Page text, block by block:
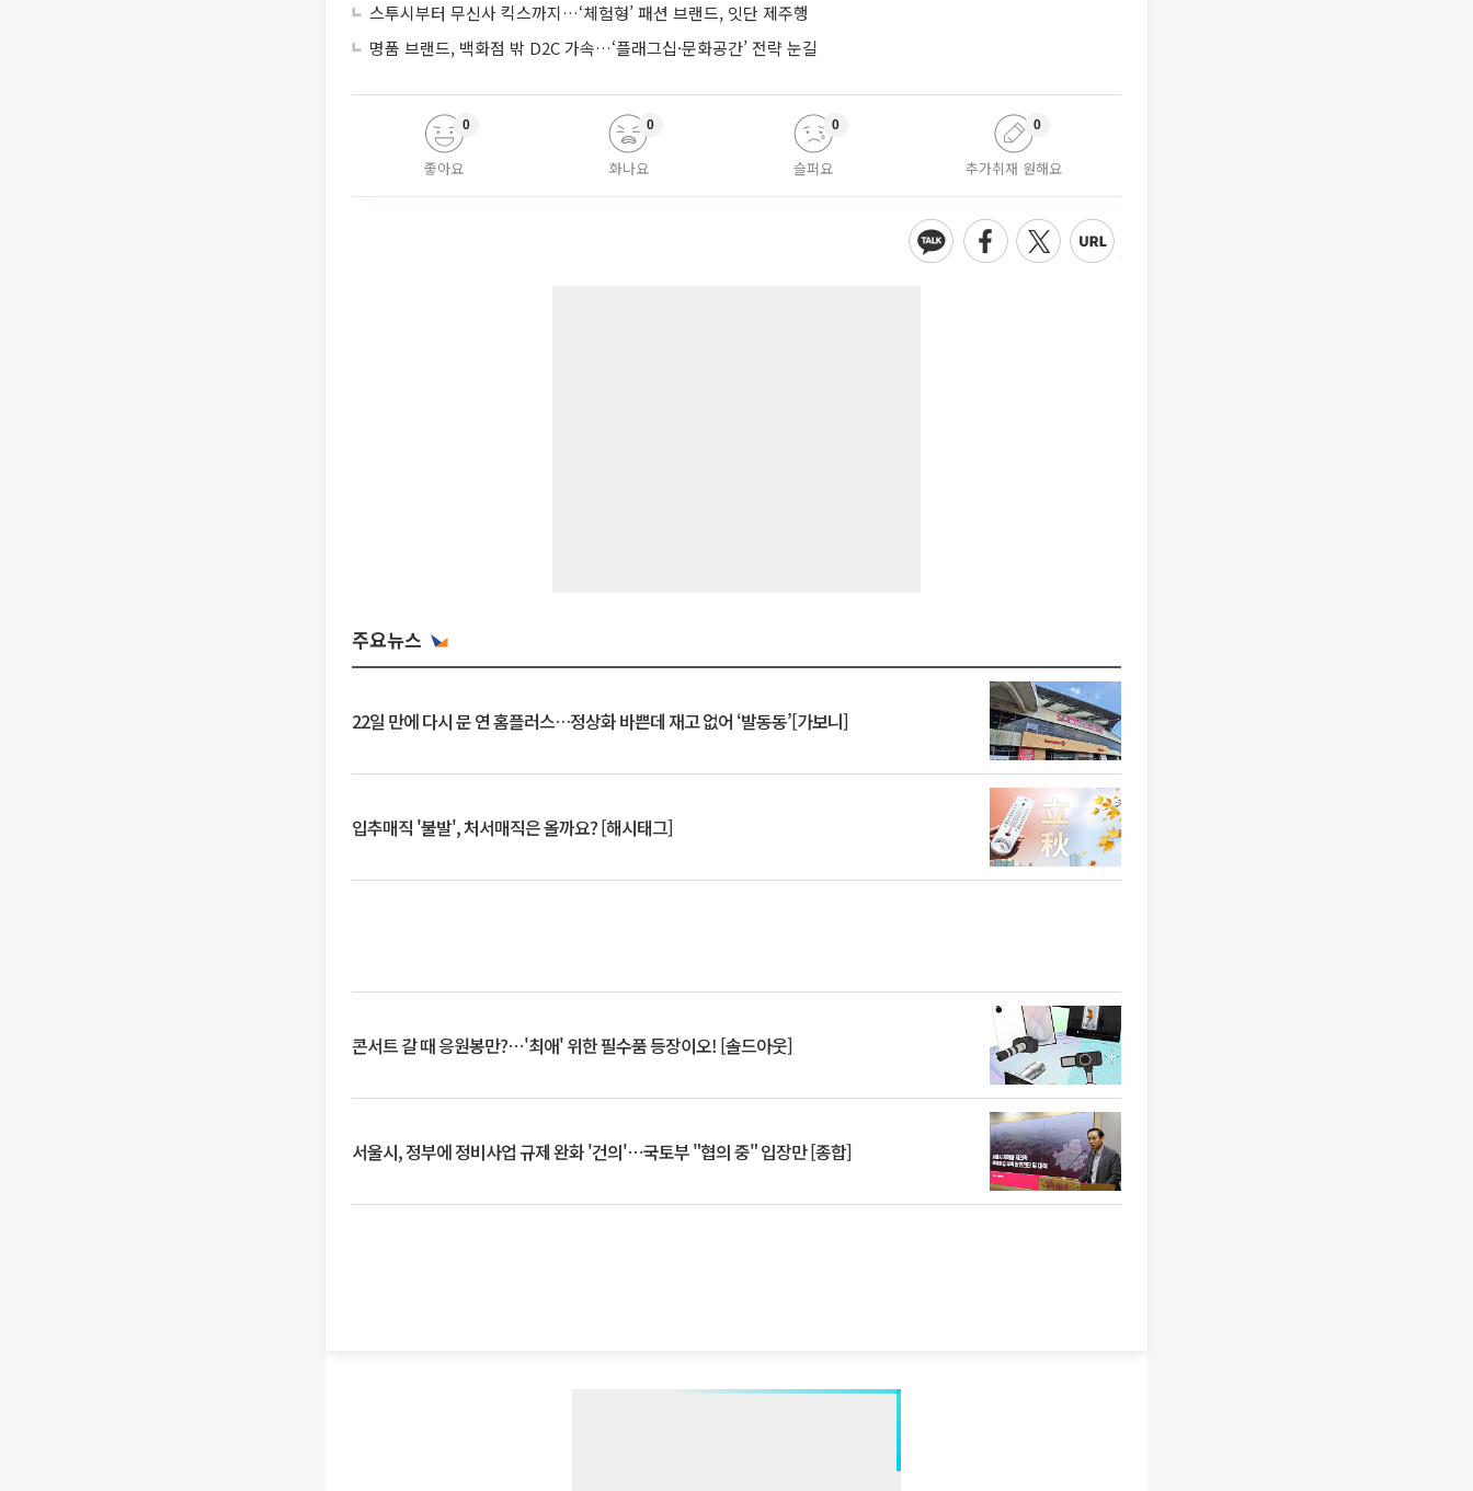
스투시부터 무신사 킥스까지…‘체험형’ 패션 브랜드, 잇단 제주행
명품 브랜드, 백화점 밖 D2C 가속…‘플래그십·문화공간’ 전략 눈길
좋아요
0
화나요
0
슬퍼요
0
추가취재 원해요
0
주요뉴스
22일 만에 다시 문 연 홈플러스…정상화 바쁜데 재고 없어 ‘발동동’[가보니]
입추매직 '불발', 처서매직은 올까요? [해시태그]
콘서트 갈 때 응원봉만?⋯'최애' 위한 필수품 등장이오! [솔드아웃]
서울시, 정부에 정비사업 규제 완화 '건의'⋯국토부 "협의 중" 입장만 [종합]